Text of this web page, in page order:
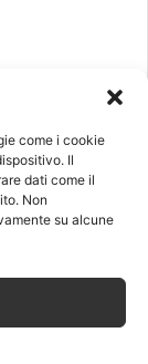
come i cookie
Il
dati come il
Non
su alcune